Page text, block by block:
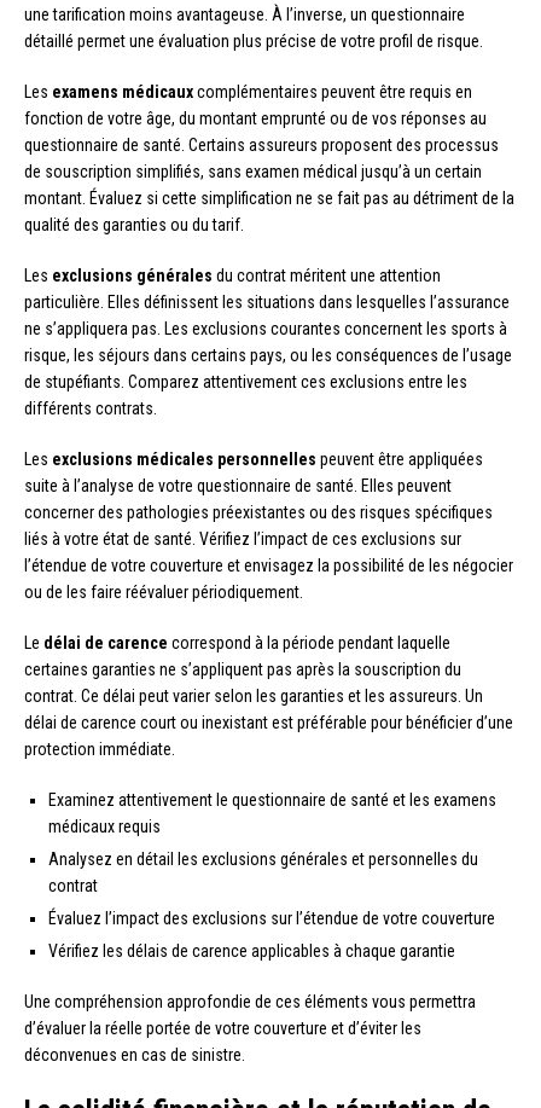
une tarification moins avantageuse. À l’inverse, un questionnaire
détaillé permet une évaluation plus précise de votre profil de risque.
Les examens médicauxcomplémentaires peuvent être requis en
fonction de votre âge, du montant emprunté ou de vos réponses au
questionnaire de santé. Certains assureurs proposent des processus
de souscription simplifiés, sans examen médical jusqu’à un certain
montant. Évaluez si cette simplification ne se fait pas au détriment de la
qualité des garanties ou du tarif.
Les exclusions générales du contrat méritent une attention
particulière. Elles définissent les situations dans lesquelles l’assurance
ne s’appliquera pas. Les exclusions courantes concernent les sports à
risque, les séjours dans certains pays, ou les conséquences de l’usage
de stupéfiants. Comparez attentivement ces exclusions entre les
différents contrats.
Les exclusions médicales personnelles peuvent être appliquées
suite à l’analyse de votre questionnaire de santé. Elles peuvent
concerner des pathologies préexistantes ou des risques spécifiques
liés à votre état de santé. Vérifiez l’impact de ces exclusions sur
l’étendue de votre couverture et envisagez la possibilité de les négocier
ou de les faire réévaluer périodiquement.
Le délai de carence correspond à la période pendant laquelle
certaines garanties ne s’appliquent pas après la souscription du
contrat. Ce délai peut varier selon les garanties et les assureurs. Un
délai de carence court ou inexistant est préférable pour bénéficier d’une
protection immédiate.
Examinez attentivement le questionnaire de santé et les examens
médicaux requis
Analysez en détail les exclusions générales et personnelles du
contrat
Évaluez l’impact des exclusions sur l’étendue de votre couverture
Vérifiez les délais de carence applicables à chaque garantie
Une compréhension approfondie de ces éléments vous permettra
d’évaluer la réelle portée de votre couverture et d’éviter les
déconvenues en cas de sinistre.